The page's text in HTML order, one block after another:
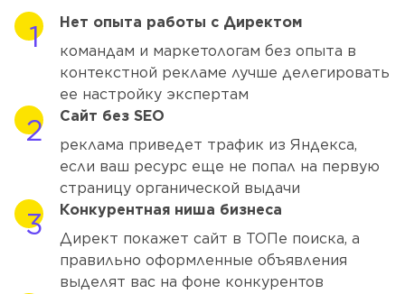
Нет опыта работы с Директом
командам и маркетологам без опыта в
контекстной рекламе лучше делегировать
ее настройку экспертам
Сайт без SEO
реклама приведет трафик из Яндекса,
если ваш ресурс еще не попал на первую
страницу органической выдачи
Конкурентная ниша бизнеса
Директ покажет сайт в ТОПе поиска, а
правильно оформленные объявления
выделят вас на фоне конкурентов